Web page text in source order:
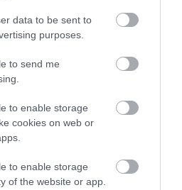
data to be sent to
purposes.
to send me
to enable storage
cookies on web or
to enable storage
of the website or app.
valójában egy
az állatokat, és
akkor ez tökéletes